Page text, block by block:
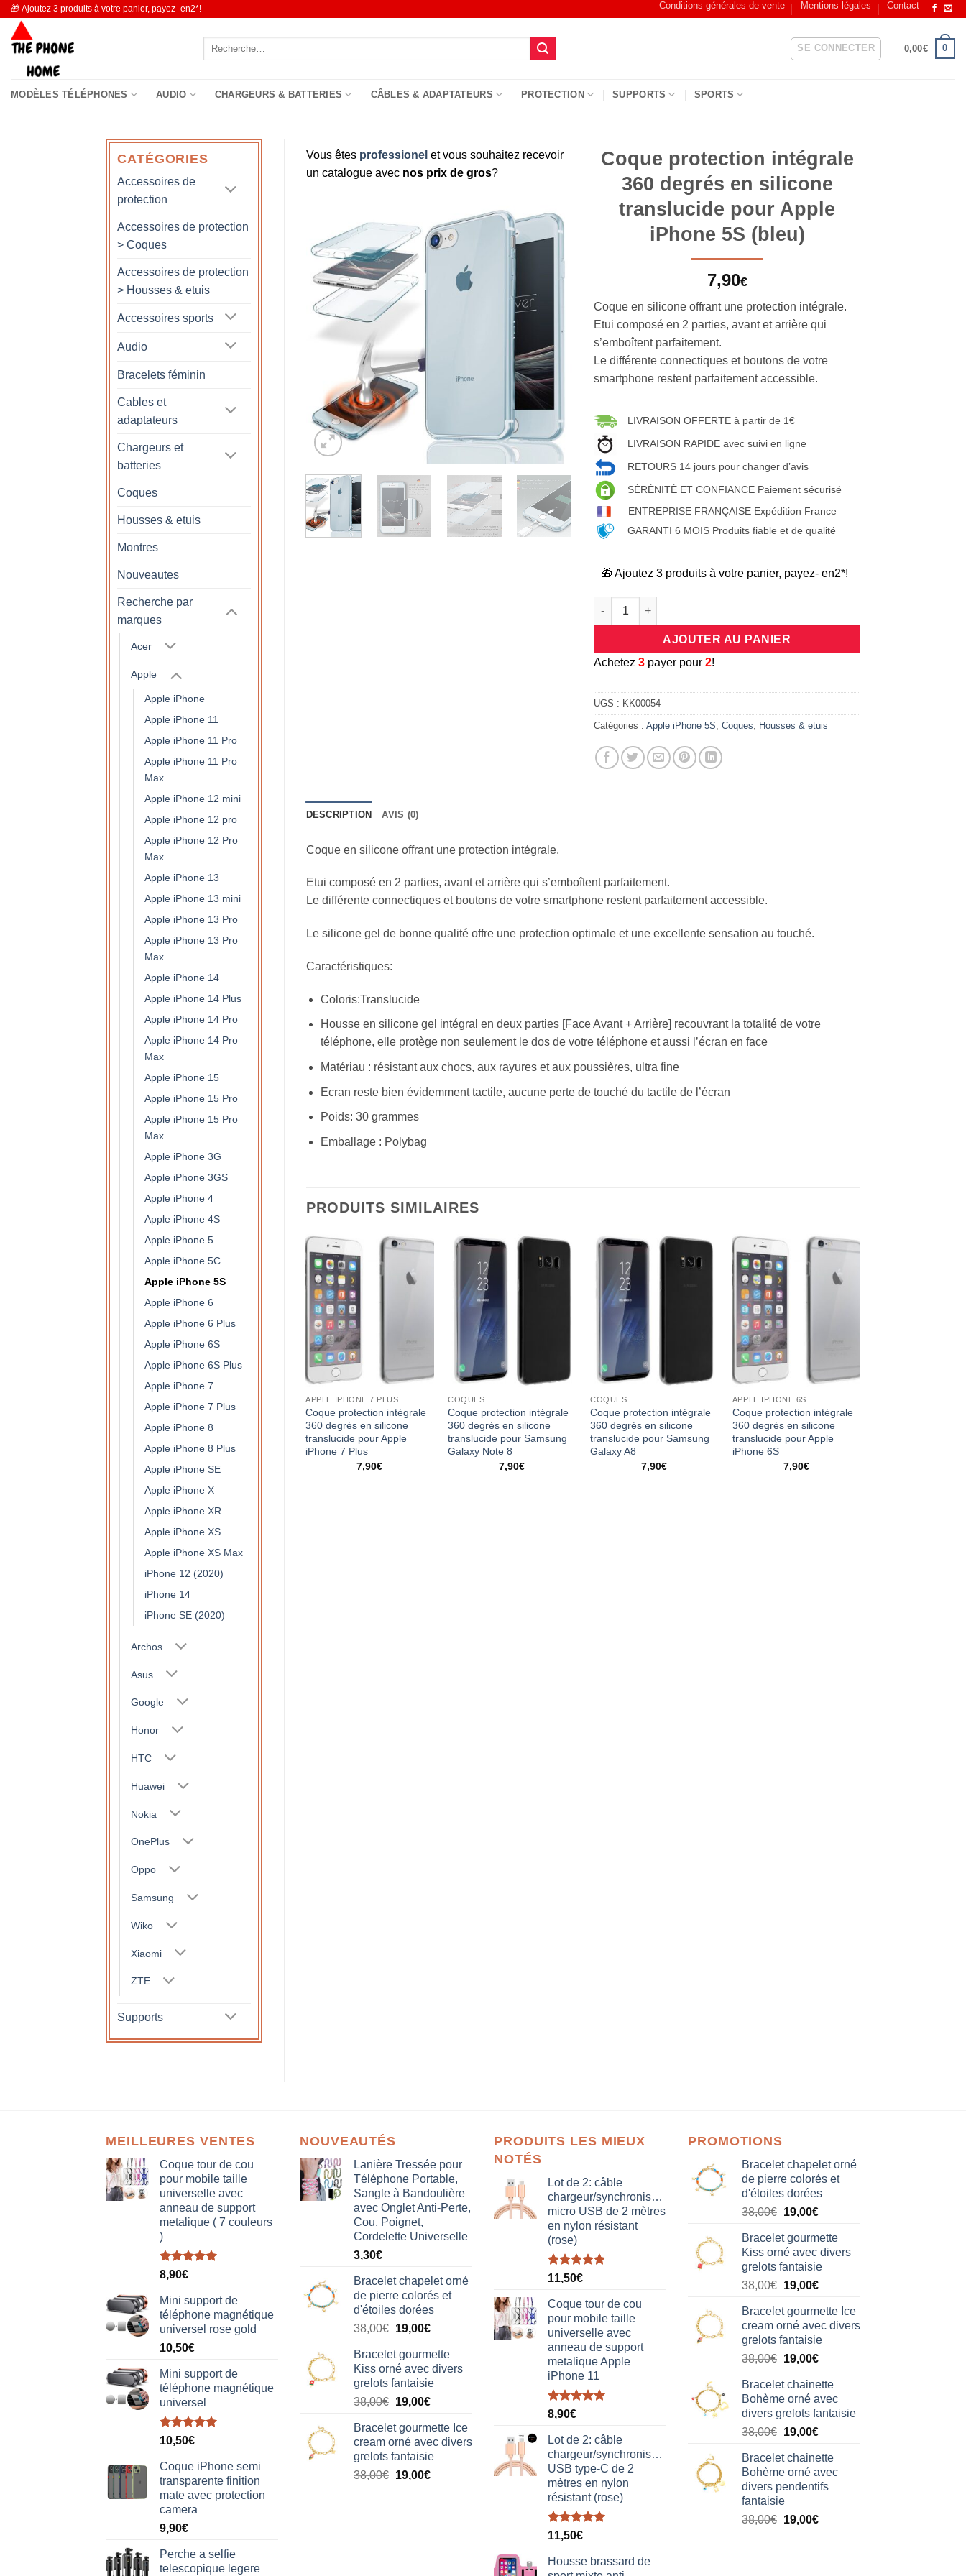
Passer
contenu
🎁 Ajoutez 3 produits à votre panier, payez- en2*! Conditions générales de vente Mentions légales Contact
Recherche
SE CONNECTER 0,00€ 0
MODÈLES TÉLÉPHONES AUDIO CHARGEURS & BATTERIES CÂBLES & ADAPTATEURS PROTECTION SUPPORTS SPORTS
CATÉGORIES
Accessoires de
protection
Accessoires de protection
> Coques
Accessoires de protection
> Housses & etuis
Accessoires sports
Audio
Bracelets féminin
Cables et
adaptateurs
Chargeurs et
batteries
Coques
Housses & etuis
Montres
Nouveautes
Recherche par
marques
Acer
Apple
Apple iPhone
Apple iPhone 11
Apple iPhone 11 Pro
Apple iPhone 11 Pro
Max
Apple iPhone 12 mini
Apple iPhone 12 pro
Apple iPhone 12 Pro
Max
Apple iPhone 13
Apple iPhone 13 mini
Apple iPhone 13 Pro
Apple iPhone 13 Pro
Max
Apple iPhone 14
Apple iPhone 14 Plus
Apple iPhone 14 Pro
Apple iPhone 14 Pro
Max
Apple iPhone 15
Apple iPhone 15 Pro
Apple iPhone 15 Pro
Max
Apple iPhone 3G
Apple iPhone 3GS
Apple iPhone 4
Apple iPhone 4S
Apple iPhone 5
Apple iPhone 5C
Apple iPhone 5S
Apple iPhone 6
Apple iPhone 6 Plus
Apple iPhone 6S
Apple iPhone 6S Plus
Apple iPhone 7
Apple iPhone 7 Plus
Apple iPhone 8
Apple iPhone 8 Plus
Apple iPhone SE
Apple iPhone X
Apple iPhone XR
Apple iPhone XS
Apple iPhone XS Max
iPhone 12 (2020)
iPhone 14
iPhone SE (2020)
Archos
Asus
Google
Honor
HTC
Huawei
Nokia
OnePlus
Oppo
Samsung
Wiko
Xiaomi
ZTE
Supports
Vous êtes professionel et vous souhaitez recevoir
un catalogue avec nos prix de gros?
Coque protection intégrale
360 degrés en silicone
translucide pour Apple
iPhone 5S (bleu)
7,90€
Coque en silicone offrant une protection intégrale.
Etui composé en 2 parties, avant et arrière qui
s’emboîtent parfaitement.
Le différente connectiques et boutons de votre
smartphone restent parfaitement accessible.
LIVRAISON OFFERTE à partir de 1€
LIVRAISON RAPIDE avec suivi en ligne
RETOURS 14 jours pour changer d’avis
SÉRÉNITÉ ET CONFIANCE Paiement sécurisé
ENTREPRISE FRANÇAISE Expédition France
GARANTI 6 MOIS Produits fiable et de qualité
🎁 Ajoutez 3 produits à votre panier, payez- en2*!
quantité de Coque protection intégrale 360 degrés en silicone translucide
AJOUTER AU PANIER
Achetez3 payer pour2!
UGS : KK00054
Catégories :Apple iPhone 5S ,Coques Housses & etuis
DESCRIPTION AVIS (0)
Coque en silicone offrant une protection intégrale.
Etui composé en 2 parties, avant et arrière qui s’emboîtent parfaitement.
Le différente connectiques et boutons de votre smartphone restent parfaitement accessible.
Le silicone gel de bonne qualité offre une protection optimale et une excellente sensation au touché.
Caractéristiques:
Coloris:Translucide
Housse en silicone gel intégral en deux parties [Face Avant + Arrière] recouvrant la totalité de votre
téléphone, elle protège non seulement le dos de votre téléphone et aussi l’écran en face
Matériau : résistant aux chocs, aux rayures et aux poussières, ultra fine
Ecran reste bien évidemment tactile, aucune perte de touché du tactile de l’écran
Poids: 30 grammes
Emballage : Polybag
PRODUITS SIMILAIRES
APPLE IPHONE 7 PLUS
Coque protection intégrale
360 degrés en silicone
translucide pour Apple
iPhone 7 Plus
7,90€
COQUES
Coque protection intégrale
360 degrés en silicone
translucide pour Samsung
Galaxy Note 8
7,90€
COQUES
Coque protection intégrale
360 degrés en silicone
translucide pour Samsung
Galaxy A8
7,90€
APPLE IPHONE 6S
Coque protection intégrale
360 degrés en silicone
translucide pour Apple
iPhone 6S
7,90€
Coque protection intégrale
360 degrés en silicone
iPhone 7(rose)
7,90
MEILLEURES VENTES
Coque tour de cou
pour mobile taille
universelle avec
anneau de support
metalique ( 7 couleurs
)
Note5.00
8,90€
Mini support de
téléphone magnétique
universel rose gold
10,50€
Mini support de
téléphone magnétique
universel
Note5.00
10,50€
Coque iPhone semi
transparente finition
mate avec protection
camera
9,90€
Perche a selfie
telescopique legere
NOUVEAUTÉS
Lanière Tressée pour
Téléphone Portable,
Sangle à Bandoulière
avec Onglet Anti-Perte,
Cou, Poignet,
Cordelette Universelle
3,30€
Bracelet chapelet orné
de pierre colorés et
d'étoiles dorées
38,00€ Le
initial
était :
38,00€.
19,00€Le
actuel
est :
19,00€.
Bracelet gourmette
Kiss orné avec divers
grelots fantaisie
38,00€ Le
initial
était :
38,00€.
19,00€Le
actuel
est :
19,00€.
Bracelet gourmette Ice
cream orné avec divers
grelots fantaisie
38,00€ Le
19,00€Le
PRODUITS LES MIEUX
NOTÉS
Lot de 2: câble
chargeur/synchronisation
micro USB de 2 mètres
en nylon résistant
(rose)
Note5.00
11,50€
Coque tour de cou
pour mobile taille
universelle avec
anneau de support
metalique Apple
iPhone 11
Note5.00
8,90€
Lot de 2: câble
chargeur/synchronisation
USB type-C de 2
mètres en nylon
résistant (rose)
Note5.00
11,50€
Housse brassard de
PROMOTIONS
Bracelet chapelet orné
de pierre colorés et
d'étoiles dorées
38,00€ Le
initial
était :
38,00€.
19,00€Le
actuel
est :
19,00€.
Bracelet gourmette
Kiss orné avec divers
grelots fantaisie
38,00€ Le
initial
était :
38,00€.
19,00€Le
actuel
est :
19,00€.
Bracelet gourmette Ice
cream orné avec divers
grelots fantaisie
38,00€ Le
initial
était :
38,00€.
19,00€Le
actuel
est :
19,00€.
Bracelet chainette
Bohème orné avec
divers grelots fantaisie
38,00€ Le
initial
était :
38,00€.
19,00€Le
actuel
est :
19,00€.
Bracelet chainette
Bohème orné avec
divers pendentifs
fantaisie
38,00€ Le
19,00€Le